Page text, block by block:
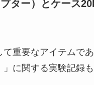
ター）とケース
て重要なアイテムで
に関する実験記録